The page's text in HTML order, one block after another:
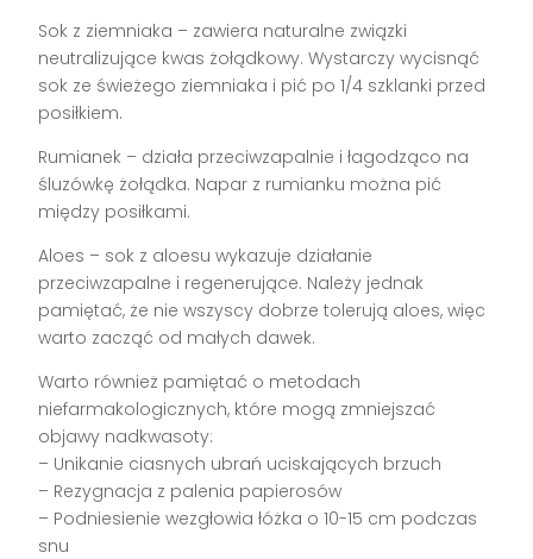
Sok z ziemniaka – zawiera naturalne związki
neutralizujące kwas żołądkowy. Wystarczy wycisnąć
sok ze świeżego ziemniaka i pić po 1/4 szklanki przed
posiłkiem.
Rumianek – działa przeciwzapalnie i łagodząco na
śluzówkę żołądka. Napar z rumianku można pić
między posiłkami.
Aloes – sok z aloesu wykazuje działanie
przeciwzapalne i regenerujące. Należy jednak
pamiętać, że nie wszyscy dobrze tolerują aloes, więc
warto zacząć od małych dawek.
Warto również pamiętać o metodach
niefarmakologicznych, które mogą zmniejszać
objawy nadkwasoty:
– Unikanie ciasnych ubrań uciskających brzuch
– Rezygnacja z palenia papierosów
– Podniesienie wezgłowia łóżka o 10-15 cm podczas
snu